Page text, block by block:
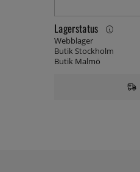
Lagerstatus
Webblager
Butik Stockholm
Butik Malmö